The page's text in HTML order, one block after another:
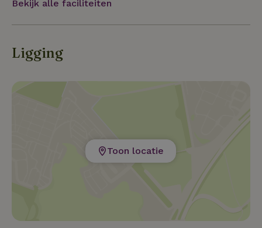
Bekijk alle faciliteiten
Ligging
Toon locatie